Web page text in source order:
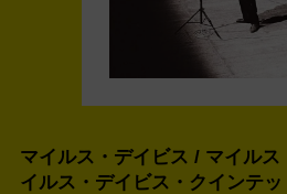
マイルス・デイビス / マイル
イルス・デイビス・クインテ